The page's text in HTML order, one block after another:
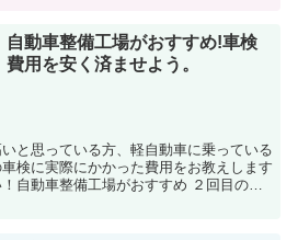
自動車整備工場がおすすめ!車検
費用を安く済ませよう。
と思っている方、軽自動車に乗っている
検に実際にかかった費用をお教えします
自動車整備工場がおすすめ ２回目の車